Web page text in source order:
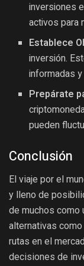
inversiones
activos para
Establece
inversión.
informadas
Prepárate
pueden
Conclusión
El viaje por el
y lleno de
de muchos como
alternativas
rutas en el
decisiones de